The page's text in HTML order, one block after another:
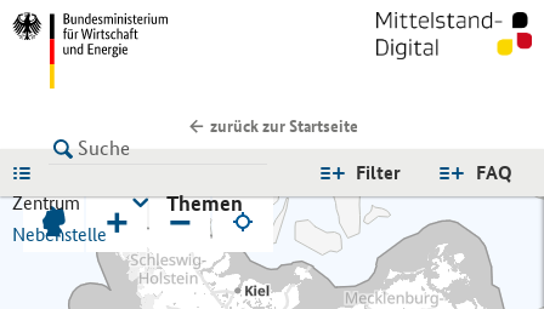
zurück zur Startseite
FAQ
Filter
Zentrum
Nebenstelle
Themen
+ −